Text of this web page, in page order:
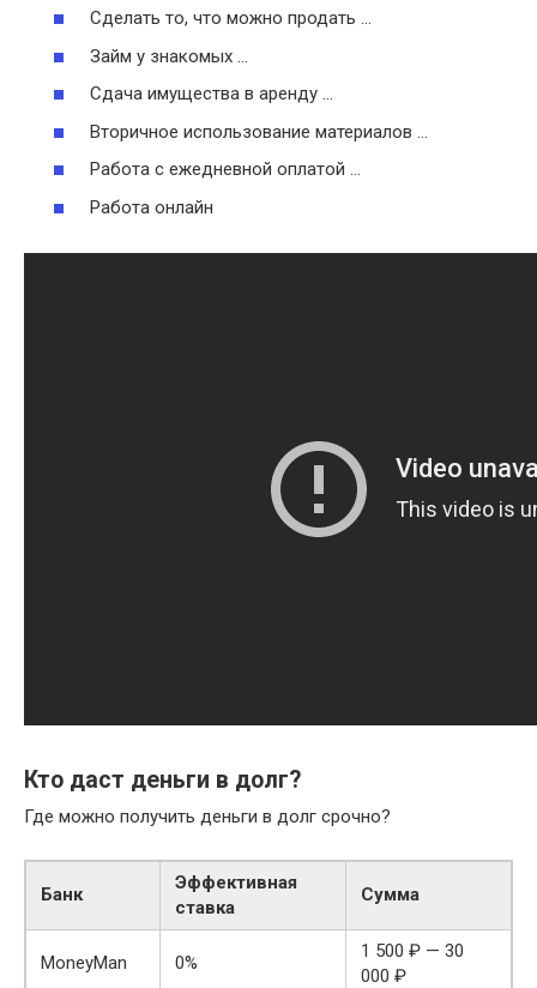
Сделать то, что можно продать …
Займ у знакомых …
Сдача имущества в аренду …
Вторичное использование материалов …
Работа с ежедневной оплатой …
Работа онлайн
Кто даст деньги в долг?
Где можно получить деньги в долг срочно?
Банк
Эффективная
ставка
Сумма
MoneyMan 0%
1 500 ₽ — 30
000 ₽